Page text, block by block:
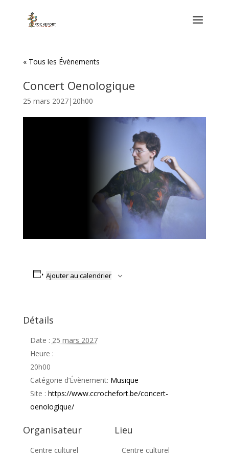
« Tous les Évènements
Concert Oenologique
25 mars 2027|20h00
Ajouter au calendrier
Détails
Date : 25 mars 2027
Heure :
20h00
Catégorie d’Évènement: Musique
Site : https://www.ccrochefort.be/concert-
oenologique/
Lieu
Centre culturel
Organisateur
Centre culturel